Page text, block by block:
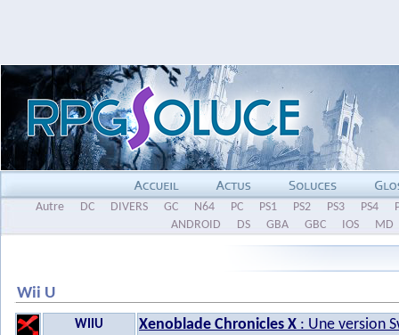
Autre DC DIVERS GC N64 PC PS1 PS2 PS3 PS4
ANDROID
DS GBA GBC IOS MD
Wii U
WIIU Xenoblade Chronicles X : Une version